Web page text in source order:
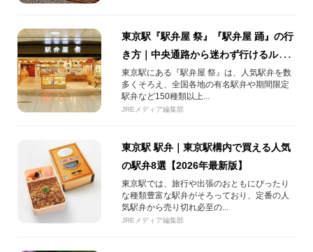
東京駅『駅弁屋 祭』『駅弁屋 踊』の行
き方｜中央通路から迷わず行けるルー
ト解説【2026年版】
東京駅にある『駅弁屋 祭』は、人気駅弁を数
多くそろえ、全国各地の有名駅弁や期間限定
駅弁など150種類以上...
JREメディア編集部
東京駅 駅弁｜東京駅構内で買える人気
の駅弁8選【2026年最新版】
東京駅では、旅行や出張のおともにぴったり
な種類豊富な駅弁がそろっており、定番の人
気駅弁から売り切れ必至の...
JREメディア編集部